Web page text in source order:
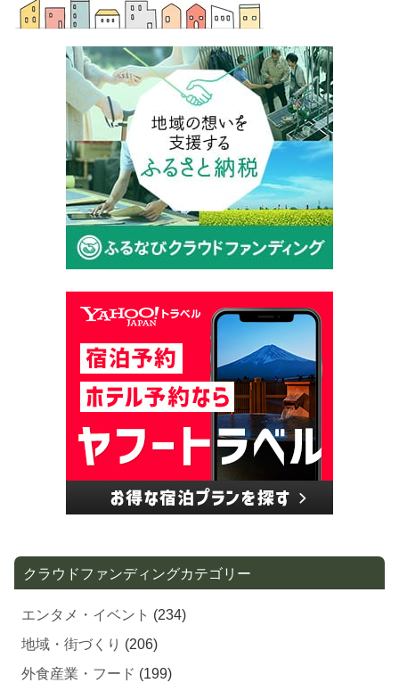
クラウドファンディングカテゴリー
エンタメ・イベント (234)
地域・街づくり (206)
外食産業・フード (199)